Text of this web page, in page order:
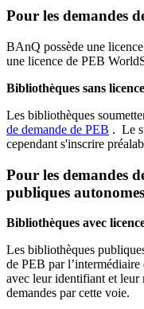
Pour les demandes
BAnQ possède une
une licence de PEB
Bibliothèques sans
Les bibliothèques
de demande de PEB . Le
cependant s'inscrire
Pour les demandes
publiques
Bibliothèques avec
Les bibliothèques
de PEB par
avec leur identifiant et leur
demandes par cette voie.